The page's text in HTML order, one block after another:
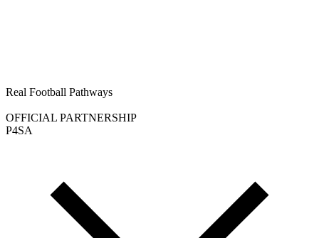
Real Football Pathways
OFFICIAL PARTNERSHIP
P4SA